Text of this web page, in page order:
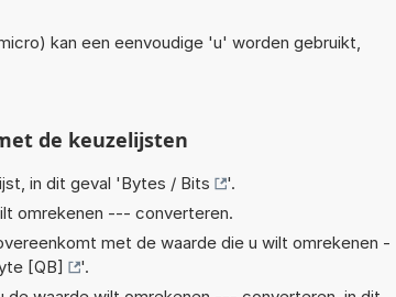
kan een eenvoudige 'u' worden gebruikt,
de keuzelijsten
in dit geval 'Bytes / Bits
'.
omrekenen --- converteren.
met de waarde die u wilt omrekenen -
[QB]
'.